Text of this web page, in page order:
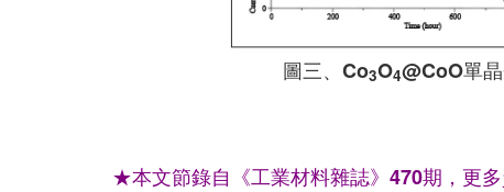
圖三、Co3O4@CoO單
★本文節錄自《工業材料雜誌》470期，更多